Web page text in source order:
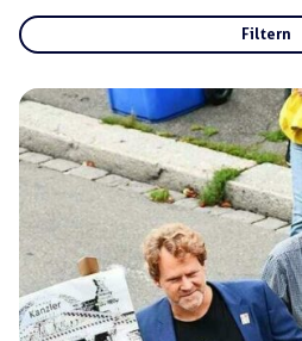
Filtern
Gruppen:
Regionen: